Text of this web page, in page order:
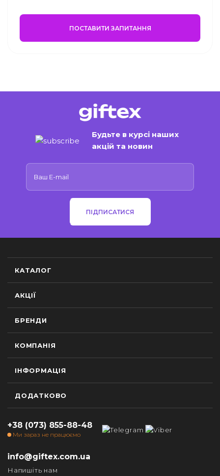
ПОСТАВИТИ ЗАПИТАННЯ
Будьте в курсі наших
акцій та новин
ПІДПИСАТИСЯ
КАТАЛОГ
АКЦІЇ
БРЕНДИ
КОМПАНІЯ
ІНФОРМАЦІЯ
ДОДАТКОВО
+38 (073) 855-88-48
Ми зараз не працюємо
info@giftex.com.ua
Напишіть нам